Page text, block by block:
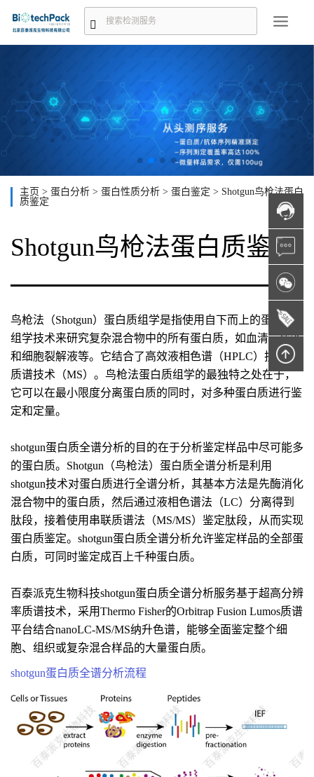
主页 > 蛋白分析 > 蛋白性质分析 > 蛋白鉴定 > Shotgun鸟枪法蛋白
质鉴定
Shotgun鸟枪法蛋白质鉴定
鸟枪法（Shotgun）蛋白质组学是指使用自下而上的蛋白质
组学技术来研究复杂混合物中的所有蛋白质，如血清、尿液
和细胞裂解液等。它结合了高效液相色谱（HPLC）技术和
质谱技术（MS）。鸟枪法蛋白质组学的最独特之处在于，
它可以在最小限度分离蛋白质的同时，对多种蛋白质进行鉴
定和定量。
shotgun蛋白质全谱分析的目的在于分析鉴定样品中尽可能多
的蛋白质。Shotgun（鸟枪法）蛋白质全谱分析是利用
shotgun技术对蛋白质进行全谱分析，其基本方法是先酶消化
混合物中的蛋白质，然后通过液相色谱法（LC）分离得到
肽段，接着使用串联质谱法（MS/MS）鉴定肽段，从而实现
蛋白质鉴定。shotgun蛋白质全谱分析允许鉴定样品的全部蛋
白质，可同时鉴定成百上千种蛋白质。
百泰派克生物科技shotgun蛋白质全谱分析服务基于超高分辨
率质谱技术，采用Thermo Fisher的Orbitrap Fusion Lumos质谱
平台结合nanoLC-MS/MS纳升色谱，能够全面鉴定整个细
胞、组织或复杂混合样品的大量蛋白质。
shotgun蛋白质全谱分析流程